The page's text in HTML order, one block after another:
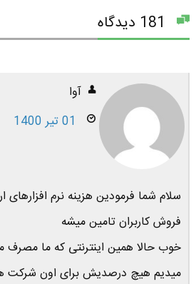
آوا
01 تیر 1400
سلام شما فرمودین هزینه نرم افزارهای
فروش کاربران تامین میشه
خوب حالا همین اینترنتی که ما مصرف
میدیم هیچ درصدیش برای اون شرکت ها